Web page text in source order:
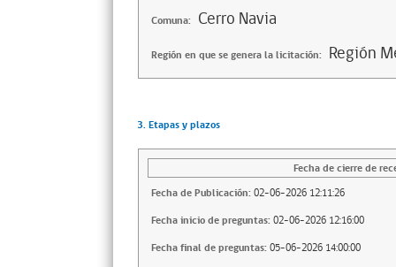
Comuna: Cerro Navia
Región en que se genera la licitación: Región
3. Etapas y plazos
Fecha de cierre de
Fecha de Publicación: 02-06-2026 12:11:26
Fecha inicio de preguntas: 02-06-2026 12:16:00
Fecha final de preguntas: 05-06-2026 14:00:00